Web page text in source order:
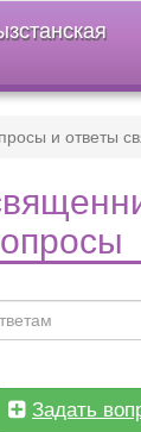
и ответы
Задать